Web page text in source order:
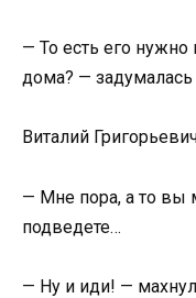
— То есть его нужно
дома? — задумалась
Виталий
— Мне пора, а то вы
подведете…
— Ну и иди! —